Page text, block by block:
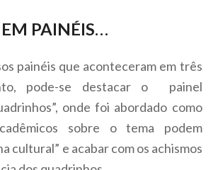
PAINÉIS…
painéis que aconteceram em três
pode-se destacar o painel
onde foi abordado como
sobre o tema podem
cultural” e acabar com os achismos